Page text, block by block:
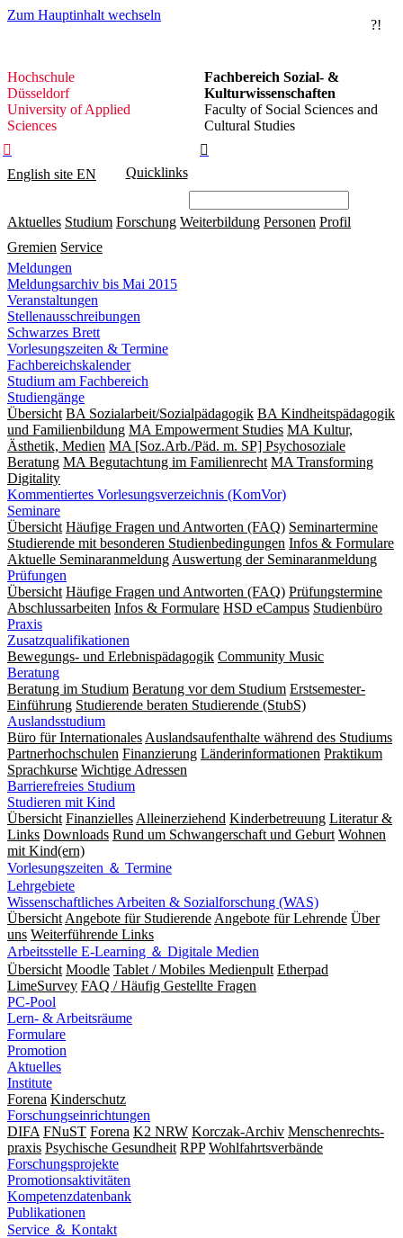
Zum Hauptinhalt wechseln
?!
Hochschule
Düsseldorf
Hochschule
Düsseldorf
University of Applied
Sciences
Fachbereich Sozial- &
Kulturwissenschaften
Faculty of Social Sciences and
Cultural Studies


English site EN Quicklinks
Aktuelles Studium Forschung Weiterbildung Personen Profil
Gremien Service
Meldungen
Meldungsarchiv bis Mai 2015
Veranstaltungen
Stellenausschreibungen
Schwarzes Brett
Vorlesungszeiten & Termine
Fachbereichskalender
Studium am Fachbereich
Studiengänge
Übersicht BA Sozialarbeit/Sozialpädagogik BA Kindheitspädagogik
und Familienbildung MA Empowerment Studies MA Kultur,
Ästhetik, Medien MA [Soz.Arb./Päd. m. SP] Psychosoziale
Beratung MA Begut­ach­tung im Fami­lien­recht MA Transforming
Digitality
Kommentiertes Vorlesungsverzeichnis (KomVor)
Seminare
Übersicht Häufige Fragen und Antworten (FAQ) Seminartermine
Studierende mit besonderen Studienbedingungen Infos & Formulare
Aktuelle Seminaranmeldung Auswertung der Seminaranmeldung
Prüfungen
Übersicht Häufige Fragen und Antworten (FAQ) Prüfungstermine
Abschlussarbeiten Infos & Formulare HSD eCampus Studienbüro
Praxis
Zusatzqualifikationen
Bewegungs- und Erlebnispädagogik Community Music
Beratung
Beratung im Studium Beratung vor dem Studium Erstsemester-
Einführung Studierende beraten Studierende (StubS)
Auslandsstudium
Büro für Internationales Auslandsaufenthalte während des Studiums
Partnerhochschulen Finanzierung Länderinformationen Praktikum
Sprachkurse Wichtige Adressen
Barrierefreies Studium
Studieren mit Kind
Übersicht Finanzielles Alleinerziehend Kinderbetreuung Literatur &
Links Downloads Rund um Schwangerschaft und Geburt Wohnen
mit Kind(ern)
Vorlesungszeiten ＆ Termine
Lehrgebiete
Wissenschaftliches Arbeiten & Sozialforschung (WAS)
Übersicht Angebote für Studierende Angebote für Lehrende Über
uns Weiterführende Links
Arbeitsstelle E-Learning ＆ Digitale Medien
Übersicht Moodle Tablet / Mobiles Medienpult Etherpad
LimeSurvey FAQ / Häufig Gestellte Fragen
PC-Pool
Lern- & Arbeitsräume
Formulare
Promotion
Aktuelles
Institute
Forena Kinderschutz
Forschungseinrichtungen
DIFA FNuST Forena K2 NRW Korczak-Archiv Men­schen­rechts­
praxis Psy­chische Gesund­heit RPP Wohlfahrts­verbände
Forschungsprojekte
Promotionsaktivitäten
Kompetenzdatenbank
Publikationen
Service ＆ Kontakt